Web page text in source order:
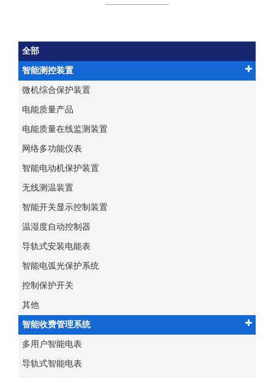
全部
智能测控装置
微机综合保护装置
电能质量产品
电能质量在线监测装置
网络多功能仪表
智能电动机保护装置
无线测温装置
智能开关显示控制装置
温湿度自动控制器
导轨式安装电能表
智能电弧光保护系统
控制保护开关
其他
智能收费管理系统
多用户智能电表
导轨式智能电表